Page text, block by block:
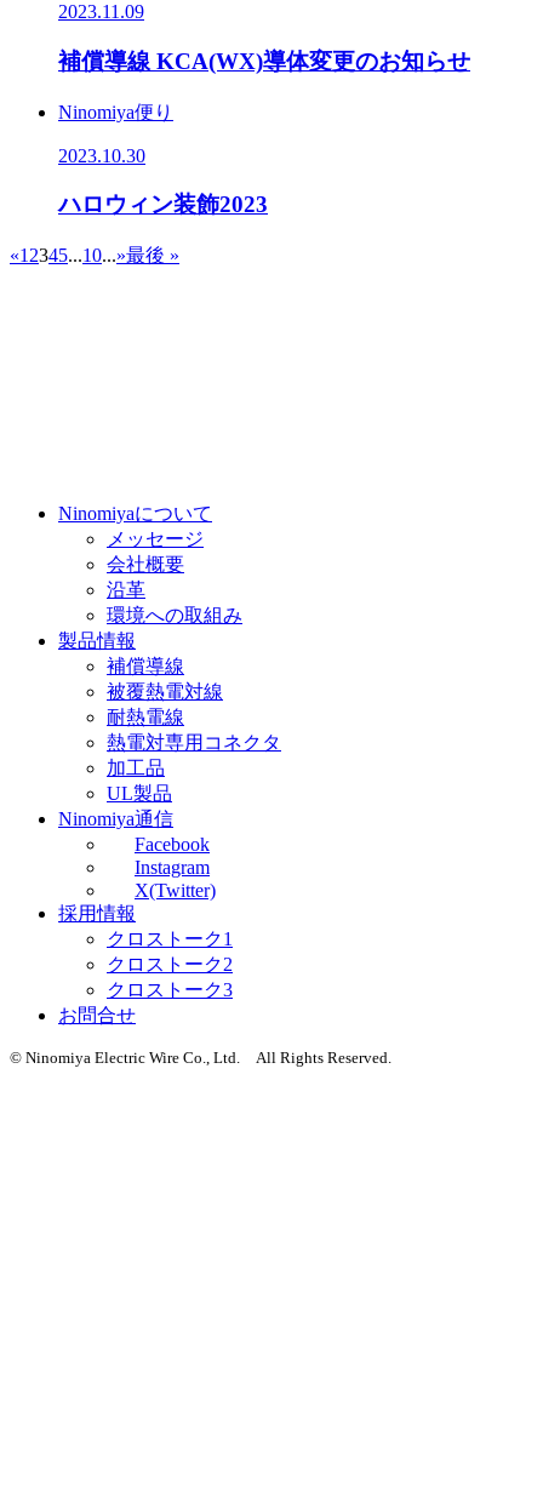
2023.11.09
補償導線 KCA(WX)導体変更のお知らせ
Ninomiya便り
2023.10.30
ハロウィン装飾2023
«1 2345...10...»最後 »
Ninomiyaについて
メッセージ
会社概要
沿革
環境への取組み
製品情報
補償導線
被覆熱電対線
耐熱電線
熱電対専用コネクタ
加工品
UL製品
Ninomiya通信
Facebook
Instagram
X(Twitter)
採用情報
クロストーク1
クロストーク2
クロストーク3
お問合せ
© Ninomiya Electric Wire Co., Ltd. All Rights Reserved.